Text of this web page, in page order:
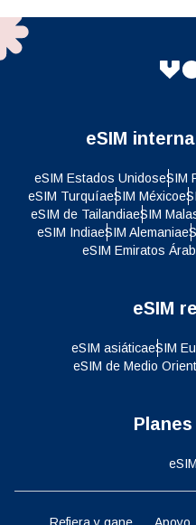
eSIM
eSIM Estados UnidoseSIM
eSIM TurquíaeSIM México
eSIM de TailandiaeSIM
eSIM IndiaeSIM Alemania
eSIM Emiratos
eSIM
eSIM asiáticaeSIM
eSIM de Medio